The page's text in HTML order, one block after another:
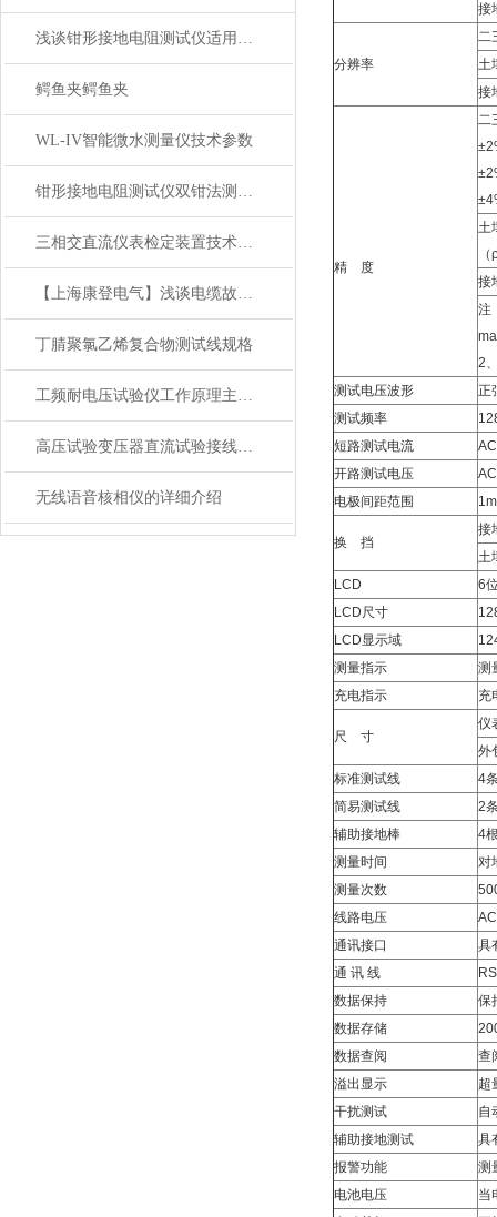
浅谈钳形接地电阻测试仪适用范围产品类别
鳄鱼夹鳄鱼夹
WL-IV智能微水测量仪技术参数
钳形接地电阻测试仪双钳法测量原理是怎样的
三相交直流仪表检定装置技术指标
【上海康登电气】浅谈电缆故障发生的原因
丁腈聚氯乙烯复合物测试线规格
工频耐电压试验仪工作原理主要技术参数
高压试验变压器直流试验接线及使用方法
无线语音核相仪的详细介绍
接
分辨率
二
土
接
精 度
二
土
接
注
2
测试电压波形
正
测试频率
短路测试电流
开路测试电压
电极间距范围
换 挡
接
土
LCD
6
LCD尺寸
LCD显示域
测量指示
测
充电指示
充
尺 寸
仪
外
标准测试线
4
简易测试线
2
辅助接地棒
4
测量时间
对
测量次数
线路电压
通讯接口
具
通 讯 线
数据保持
保
数据存储
数据查阅
查
溢出显示
超
干扰测试
自
辅助接地测试
具
报警功能
测
电池电压
当